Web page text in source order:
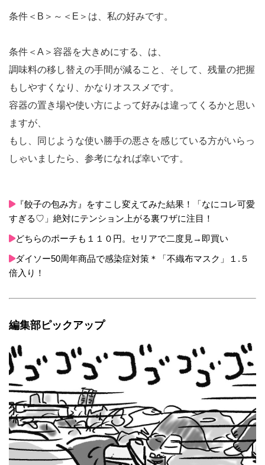
条件＜B＞～＜E＞は、私の好みです。
条件＜A＞容器を大きめにする、は、
調味料の移し替えの手間が減ること、そして、残量の把握
もしやすくなり、かなりオススメです。
容器の置き場や使い方によって好みは違ってくるかと思い
ますが、
もし、同じような使い勝手の悪さを感じている方がいらっ
しゃいましたら、参考になれば幸いです。
『餃子の包み方』をすこし変えてみた結果！「なにコレ可愛
すぎる♡」絶対にテンション上がる裏ワザに注目！
どちらのポーチも１１０円。セリアで二度見→即買い
ダイソー50周年商品で感染症対策＊「不織布マスク」１.５
倍入り！
編集部ピックアップ